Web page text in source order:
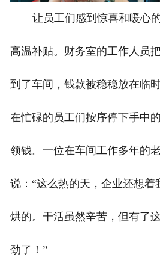
让员工们感到惊喜和暖心
高温补贴。财务室的工作人员
到了车间，钱款被稳稳放在临
在忙碌的员工们按序停下手中
领钱。一位在车间工作多年的
说：“这么热的天，企业还想着
烘的。干活虽然辛苦，但有了
劲了！”